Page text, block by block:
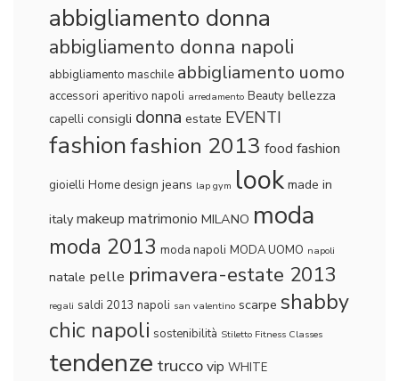
abbigliamento donna
abbigliamento donna napoli
abbigliamento maschile abbigliamento uomo
accessori aperitivo napoli arredamento Beauty bellezza
capelli consigli donna estate EVENTI
fashionfashion 2013 food fashion
gioielli Home design jeans lap gym look made in
italy makeup matrimonio MILANO moda
moda 2013 moda napoli MODA UOMO napoli
natale pelle primavera-estate 2013
regali saldi 2013 napoli san valentino scarpe shabby
chic napoli sostenibilità Stiletto Fitness Classes
tendenze truccovip WHITE